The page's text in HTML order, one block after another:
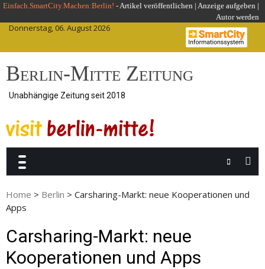
Skip
content
Einfach.SmartCity.Machen:Berlin! -Artikel veröffentlichen | Anzeige aufgeben |
Autor werden
Donnerstag, 06. August 2026
Berlin-Mitte Zeitung
Unabhängige Zeitung seit 2018
Home > Berlin > Carsharing-Markt: neue Kooperationen und
Apps
Carsharing-Markt: neue
Kooperationen und Apps